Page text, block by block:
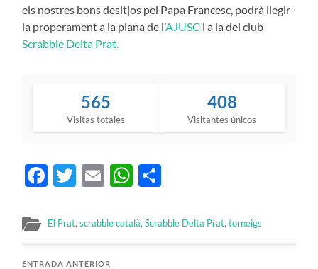
els nostres bons desitjos pel Papa Francesc, podrà llegir-
la properament a la plana de l’AJUSC i a la del club
Scrabble Delta Prat.
565
Visitas totales
408
Visitantes únicos
Facebook
Twitter
EmailWhatsApp
El Prat,scrabble català,Scrabble Delta Prat,torneigs
ENTRADA ANTERIOR